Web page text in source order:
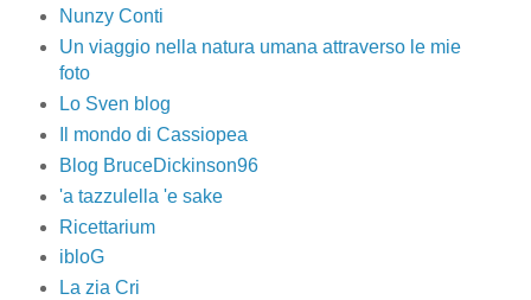
Nunzy Conti
Un viaggio nella natura umana attraverso le mie
foto
Lo Sven blog
Il mondo di Cassiopea
Blog BruceDickinson96
'a tazzulella 'e sake
Ricettarium
ibloG
La zia Cri